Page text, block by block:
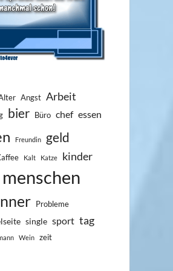
Angst Arbeit
bier Büro chef essen
Freundin geld
Kalt Katze kinder
menschen
Probleme
single sport tag
Wein zeit